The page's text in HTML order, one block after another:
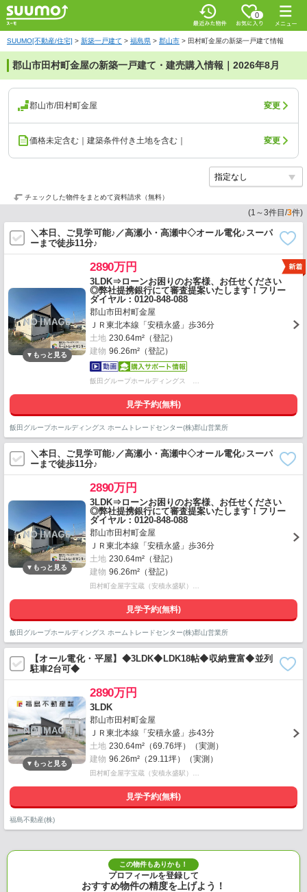
0
SUUMO[不動産/住宅] > 新築一戸建て > 福島県 > 郡山市 > 田村町金屋の新築一戸建て情報
郡山市田村町金屋の新築一戸建て・建売購入情報｜2026年8月
郡山市/田村町金屋 変更
価格未定含む｜建築条件付き土地を含む｜ 変更
チェックした物件をまとめて資料請求（無料）
(1 ～3件目/3件)
＼本日、ご見学可能♪／高瀬小・高瀬中◇オール電化♪スーパ
ーまで徒歩11分♪
2890万円
3LDK⇒ローンお困りのお客様、お任せください
◎弊社提携銀行にて審査提案いたします！フリー
ダイヤル：0120-848-088
郡山市田村町金屋
ＪＲ東北本線「安積永盛」歩36分
土地 230.64m²（登記）
建物 96.26m²（登記）
飯田グループホールディングス …
見学予約(無料)
飯田グループホールディングス ホームトレードセンター(株)郡山営業所
＼本日、ご見学可能♪／高瀬小・高瀬中◇オール電化♪スーパ
ーまで徒歩11分♪
2890万円
3LDK⇒ローンお困りのお客様、お任せください
◎弊社提携銀行にて審査提案いたします！フリー
ダイヤル：0120-848-088
郡山市田村町金屋
ＪＲ東北本線「安積永盛」歩36分
土地 230.64m²（登記）
建物 96.26m²（登記）
田村町金屋字宝蔵（安積永盛駅）…
見学予約(無料)
飯田グループホールディングス ホームトレードセンター(株)郡山営業所
【オール電化・平屋】◆3LDK◆LDK18帖◆収納豊富◆並列
駐車2台可◆
2890万円
3LDK
郡山市田村町金屋
ＪＲ東北本線「安積永盛」歩43分
土地 230.64m²（69.76坪）（実測）
建物 96.26m²（29.11坪）（実測）
田村町金屋字宝蔵（安積永盛駅）…
見学予約(無料)
福島不動産(株)
この物件もありかも！
プロフィールを登録して
おすすめ物件の精度を上げよう！